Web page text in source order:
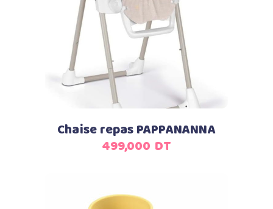
Ajouter au panier
Chaise repas PAPPANANNA
499,000 DT